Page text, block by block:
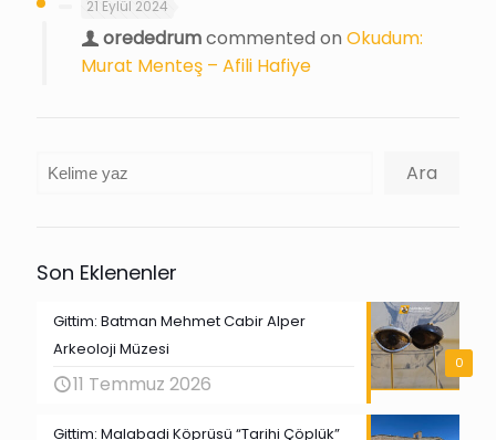
21 Eylül 2024
orededrumcommented on Okudum:
Murat Menteş – Afili Hafiye
Ara Ara
Son Eklenenler
0
Gittim: Batman Mehmet Cabir Alper
Arkeoloji Müzesi
11 Temmuz 2026
Gittim: Malabadi Köprüsü “Tarihi Çöplük”